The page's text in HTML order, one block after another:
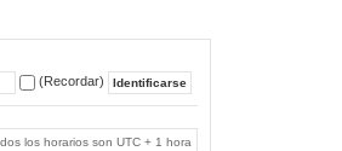
(Recordar)
los horarios son UTC + 1 hora